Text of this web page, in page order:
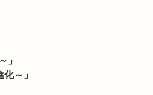
」
～」